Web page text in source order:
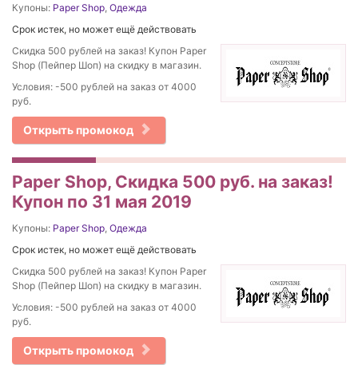
Купоны: Paper Shop Одежда
Срок истек, но может ещё действовать
Скидка 500 рублей на заказ! Купон Paper
Shop (Пейпер Шоп) на скидку в магазин.
Условия: -500 рублей на заказ от 4000
руб.
Открыть промокод
Paper Shop, Скидка 500 руб. на заказ!
Купон по 31 мая 2019
Купоны: Paper Shop Одежда
Срок истек, но может ещё действовать
Скидка 500 рублей на заказ! Купон Paper
Shop (Пейпер Шоп) на скидку в магазин.
Условия: -500 рублей на заказ от 4000
руб.
Открыть промокод